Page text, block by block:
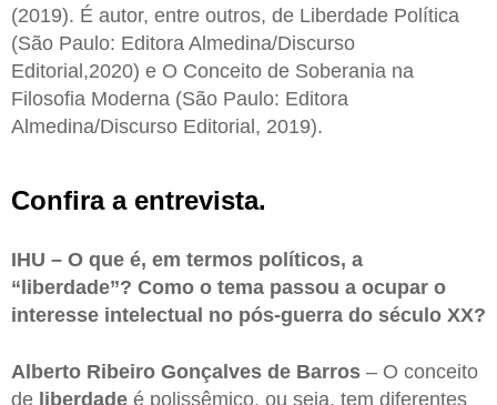
(2019). É autor, entre outros, de Liberdade Política
(São Paulo: Editora Almedina/Discurso
Editorial,2020) e O Conceito de Soberania na
Filosofia Moderna (São Paulo: Editora
Almedina/Discurso Editorial, 2019).
Confira a entrevista.
IHU – O que é, em termos políticos, a
“liberdade”? Como o tema passou a ocupar o
interesse intelectual no pós-guerra do século XX?
Alberto Ribeiro Gonçalves de Barros – O conceito
de liberdade é polissêmico, ou seja, tem diferentes